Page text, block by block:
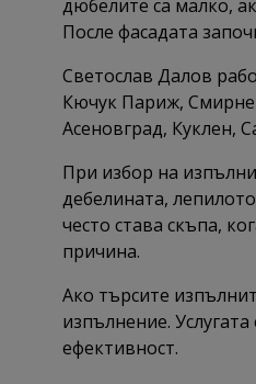
дюбелите са малко,
После фасадата
Светослав Далов
Кючук Париж,
Асеновград, Куклен,
При избор на
дебелината,
често става скъпа,
причина.
Ако търсите
изпълнение.
ефективност.